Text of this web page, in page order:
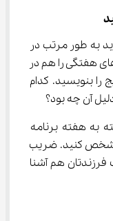
به طور مرتب در
هر روز آنالیز صورت بگیرد. برنامه‌های هفتگی را هم در
را بنویسید. کدام
آن چه بود؟
می‌کند تا هفته به هفته برنامه
دقیق‌تر و بهتر مشخص کنید. ضریب
ضعف فرزندتان هم آشنا